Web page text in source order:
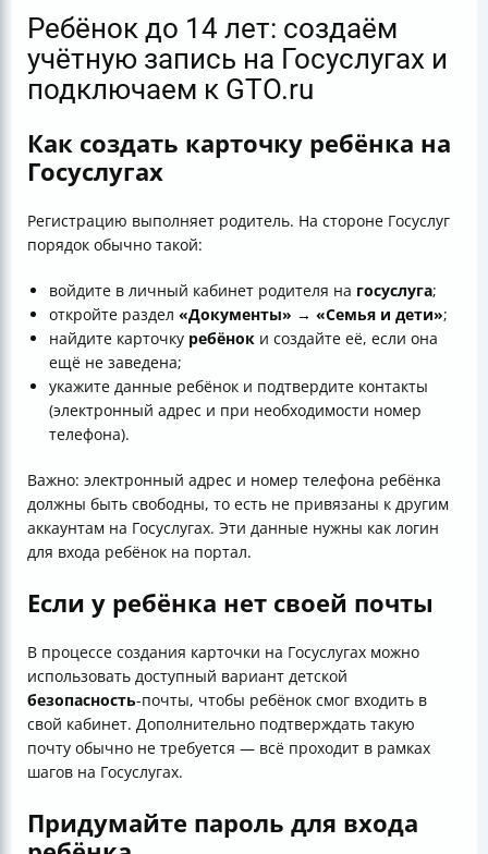
Ребёнок до 14 лет: создаём
учётную запись на Госуслугах и
подключаем к GTO.ru
Как создать карточку ребёнка на
Госуслугах
Регистрацию выполняет родитель. На стороне Госуслуг
порядок обычно такой:
войдите в личный кабинет родителя на госуслуга;
откройте раздел «Документы» → «Семья и дети»;
найдите карточку ребёнок и создайте её, если она
ещё не заведена;
укажите данные ребёнок и подтвердите контакты
(электронный адрес и при необходимости номер
телефона).
Важно: электронный адрес и номер телефона ребёнка
должны быть свободны, то есть не привязаны к другим
аккаунтам на Госуслугах. Эти данные нужны как логин
для входа ребёнок на портал.
Если у ребёнка нет своей почты
В процессе создания карточки на Госуслугах можно
использовать доступный вариант детской
безопасность-почты, чтобы ребёнок смог входить в
свой кабинет. Дополнительно подтверждать такую
почту обычно не требуется — всё проходит в рамках
шагов на Госуслугах.
Придумайте пароль для входа